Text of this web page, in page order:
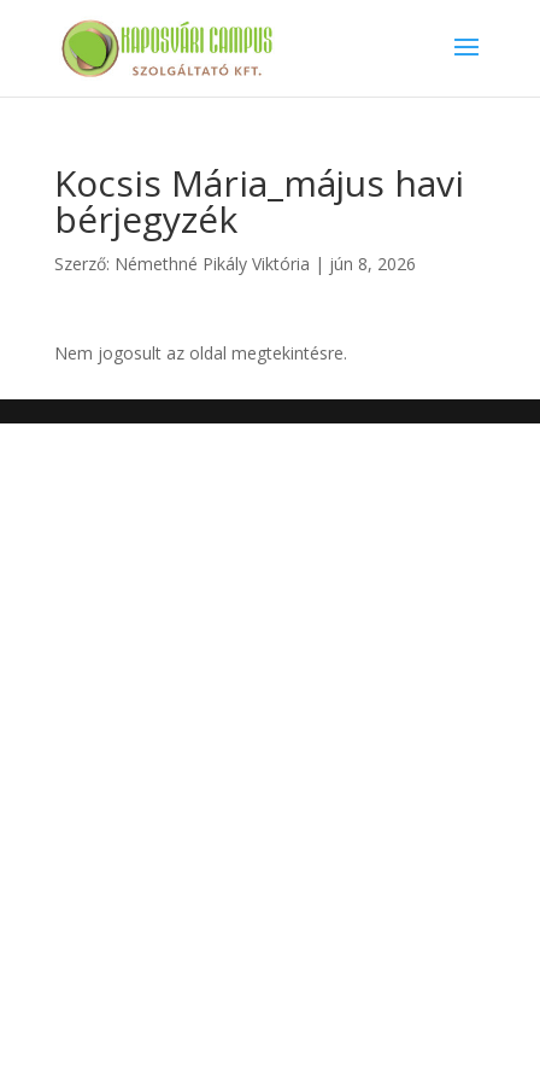
Kocsis Mária_május havi
bérjegyzék
Szerző: Némethné Pikály Viktória | jún 8, 2026
Nem jogosult az oldal megtekintésre.